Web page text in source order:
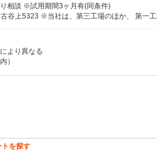
相談 ※試用期間3ヶ月有(同条件)
より異なる
）
トを探す